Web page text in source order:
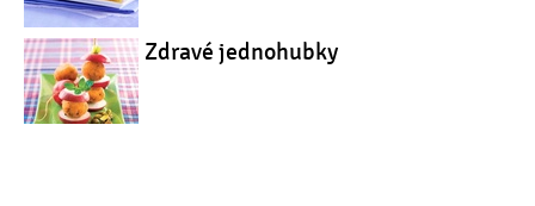
Zdravé jednohubky